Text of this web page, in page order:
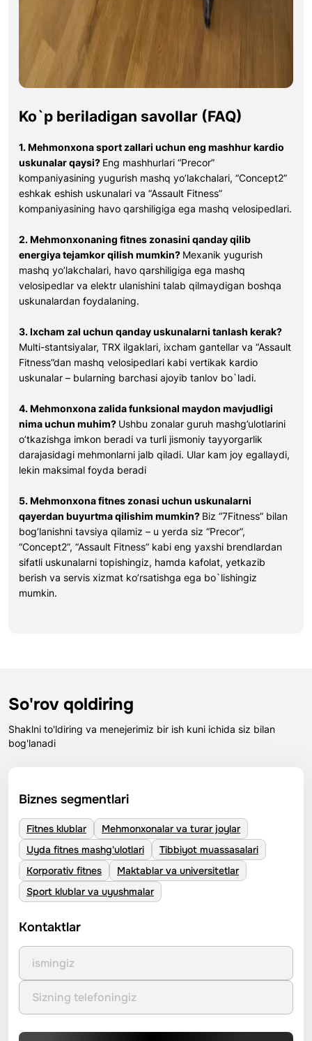
Ko`p beriladigan savollar (FAQ)
1. Mehmonxona sport zallari uchun eng mashhur kardio
uskunalar qaysi? Eng mashhurlari “Precor”
kompaniyasining yugurish mashq yo’lakchalari, “Concept2”
eshkak eshish uskunalari va “Assault Fitness”
kompaniyasining havo qarshiligiga ega mashq velosipedlari.
2. Mehmonxonaning fitnes zonasini qanday qilib
energiya tejamkor qilish mumkin? Mexanik yugurish
mashq yo’lakchalari, havo qarshiligiga ega mashq
velosipedlar va elektr ulanishini talab qilmaydigan boshqa
uskunalardan foydalaning.
3. Ixcham zal uchun qanday uskunalarni tanlash kerak?
Multi-stantsiyalar, TRX ilgaklari, ixcham gantellar va “Assault
Fitness”dan mashq velosipedlari kabi vertikak kardio
uskunalar – bularning barchasi ajoyib tanlov bo`ladi.
4. Mehmonxona zalida funksional maydon mavjudligi
nima uchun muhim? Ushbu zonalar guruh mashg’ulotlarini
o’tkazishga imkon beradi va turli jismoniy tayyorgarlik
darajasidagi mehmonlarni jalb qiladi. Ular kam joy egallaydi,
lekin maksimal foyda beradi
5. Mehmonxona fitnes zonasi uchun uskunalarni
qayerdan buyurtma qilishim mumkin? Biz “7Fitness” bilan
bog’lanishni tavsiya qilamiz – u yerda siz “Precor”,
“Concept2”, “Assault Fitness” kabi eng yaxshi brendlardan
sifatli uskunalarni topishingiz, hamda kafolat, yetkazib
berish va servis xizmat ko’rsatishga ega bo`lishingiz
mumkin.
So'rov qoldiring
Shaklni to'ldiring va menejerimiz bir ish kuni ichida siz bilan
bog'lanadi
Biznes segmentlari
Fitnes klublar
Mehmonxonalar va turar joylar
Uyda fitnes mashg'ulotlari
Tibbiyot muassasalari
Korporativ fitnes
Maktablar va universitetlar
Sport klublar va uyushmalar
Kontaktlar